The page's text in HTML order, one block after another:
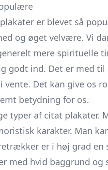
er blevet så
og øget velvære. Vi
mere spirituelle
godt ind. Det er med
Det kan give os
betydning for os.
typer af citat plakater.
karakter. Man
er i høj grad en
med hvid baggrund